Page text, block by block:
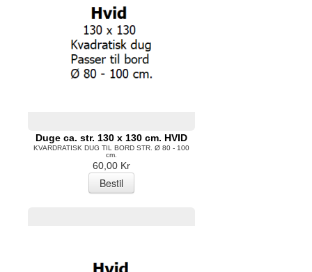
Duge ca. str. 130 x 130 cm. HVID
KVARDRATISK DUG TIL BORD STR. Ø 80 - 100
cm.
60,00 Kr